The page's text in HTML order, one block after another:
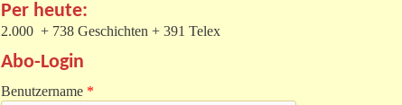
Per heute:
2.000 + 738 Geschichten + 391 Telex
Abo-Login
Benutzername *